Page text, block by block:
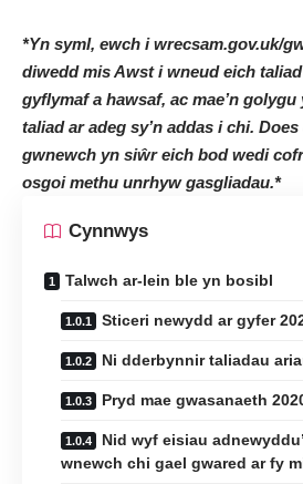
*Yn syml, ewch iwrecsam.gov.uk/
diwedd mis Awst i wneud eich
gyflymaf a hawsaf, ac mae’n
taliad ar adeg sy’n addas i chi.
gwnewch yn siŵr eich bod wedi
osgoi methu unrhyw gasgliadau.*
Cynnwys
Talwch ar-lein ble yn bosibl
Sticeri newydd ar gyfer
Ni dderbynnir taliadau
Pryd mae gwasanaeth
Nid wyf eisiau
wnewch chi gael gwared ar fy